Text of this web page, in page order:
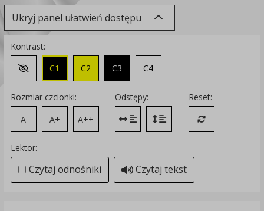
Ukryj panel ułatwień dostępu
Kontrast:
Zmień kontrast na domyślny
C1 C2 C3 C4
Rozmiar czcionki:
A
A+ A++
Odstępy:
Zmień odstęp między literami
Zmień interlinię i margines
Reset:
Przywróć
Lektor:
Czytaj odnośniki Czytaj tekst